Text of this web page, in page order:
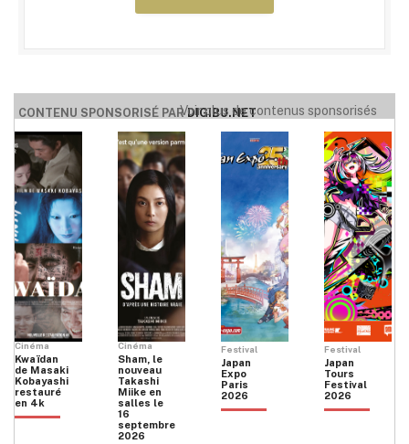
CONTENU SPONSORISÉ PARDIGIBU.NET
Voir plus de contenus sponsorisés
Cinéma
Kwaïdan
de Masaki
Kobayashi
restauré
en 4k
Cinéma
Sham, le
nouveau
Takashi
Miike en
salles le
16
septembre
2026
Festival
Japan
Expo
Paris
2026
Festival
Japan
Tours
Festival
2026